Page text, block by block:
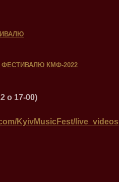
ФЕСТИВАЛЮ КМФ-2022
о 17-00)
KyivMusicFest/live_videos